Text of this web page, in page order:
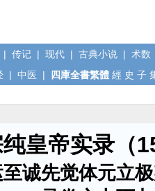
| 传记 | 现代 | 古典小说 | 术数
| 中医 | 四庫全書繁體 經 史 子
皇帝实录（
诚先觉体元立